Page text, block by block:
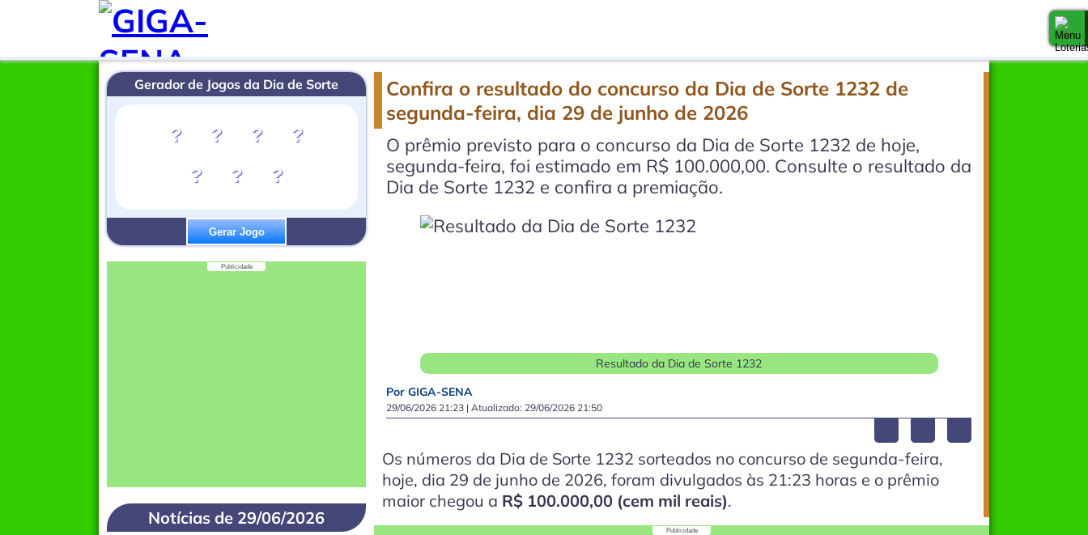
Confira o resultado do concurso da Dia de Sorte 1232 de
segunda-feira, dia 29 de junho de 2026
O prêmio previsto para o concurso da Dia de Sorte 1232 de hoje,
segunda-feira, foi estimado em R$ 100.000,00. Consulte o resultado da
Dia de Sorte 1232 e confira a premiação.
Resultado da Dia de Sorte 1232
Por GIGA-SENA
29/06/2026 21:23 | Atualizado: 29/06/2026 21:50
Os números da Dia de Sorte 1232 sorteados no concurso de segunda-feira,
hoje, dia 29 de junho de 2026, foram divulgados às 21:23 horas e o prêmio
maior chegou a R$ 100.000,00 (cem mil reais).
Publicidade
Gerador de Jogos da Dia de Sorte
? ? ?
?
?
? ?
Gerar Jogo
Publicidade
Notícias de 29/06/2026